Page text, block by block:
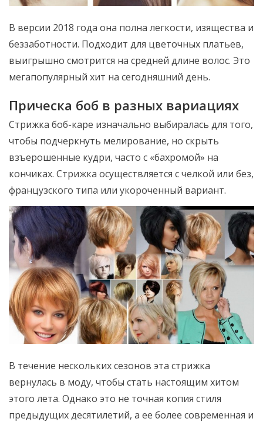
В версии 2018 года она полна легкости, изящества и
беззаботности. Подходит для цветочных платьев,
выигрышно смотрится на средней длине волос. Это
мегапопулярный хит на сегодняшний день.
Прическа боб в разных вариациях
Стрижка боб-каре изначально выбиралась для того,
чтобы подчеркнуть мелирование, но скрыть
взъерошенные кудри, часто с «бахромой» на
кончиках. Стрижка осуществляется с челкой или без,
французского типа или укороченный вариант.
В течение нескольких сезонов эта стрижка
вернулась в моду, чтобы стать настоящим хитом
этого лета. Однако это не точная копия стиля
предыдущих десятилетий, а ее более современная и